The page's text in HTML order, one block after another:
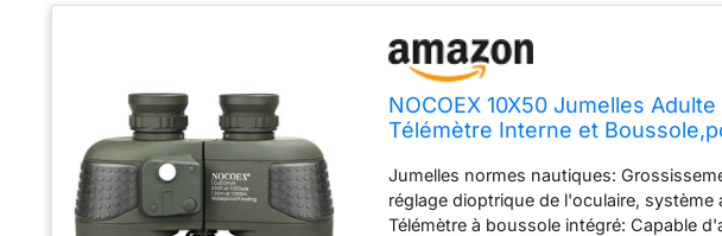
NOCOEX 10X50 Jumelles
Télémètre Interne et
Bien Plus
Jumelles normes nautiques:
réglage dioptrique de l'oculaire,
Télémètre à boussole intégré: Capable